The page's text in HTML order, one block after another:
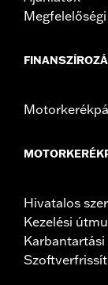
Hivatalos
Kezelési